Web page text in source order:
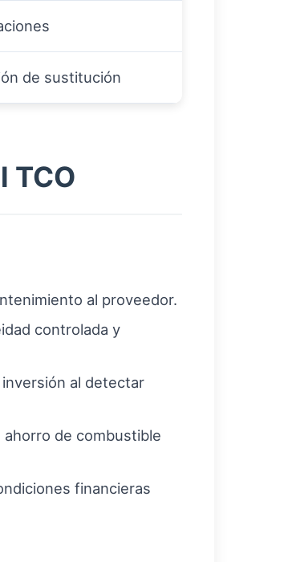
de sustitución
TCO
al proveedor.
controlada y
al detectar
de combustible
financieras